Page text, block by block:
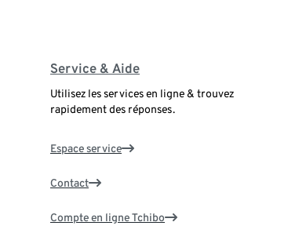
Service & Aide
Utilisez les services en ligne & trouvez
rapidement des réponses.
Espace service
Contact
Compte en ligne Tchibo